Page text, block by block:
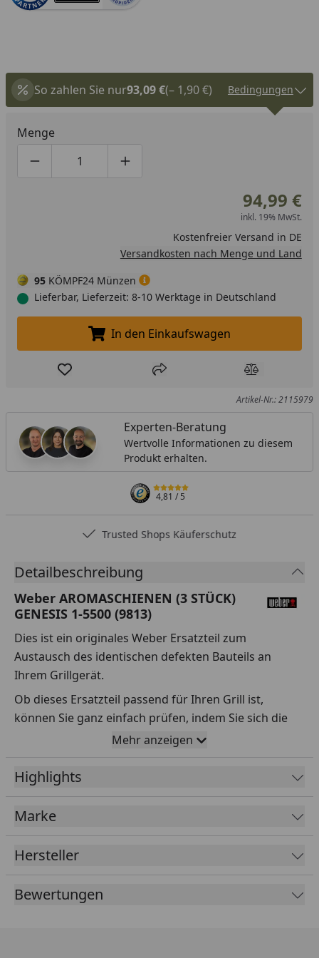
So zahlen Sie nur93,09 €(– 1,90 €) Bedingungen
Menge
Produktmenge um eins verringern
Produktmenge manuell eingeben
Produktmenge um eins erhöhen
94,99 €
inkl. 19% MwSt.
Kostenfreier Versand in DE
Versandkosten nach Menge und Land
95 KÖMPF24 Münzen
Lieferbar, Lieferzeit: 8-10 Werktage in Deutschland
In den Einkaufswagen legen
In den Einkaufswagen
Produkt zur Wunschliste hinzufügen
Teilen Produkt
Artikel-Nr.: 2115979
Experten-Beratung
Wertvolle Informationen zu diesem
Produkt erhalten.
4,81/ 5
Trusted Shops Käuferschutz
Detailbeschreibung
Weber AROMASCHIENEN (3 STÜCK)
GENESIS 1-5500 (9813)
Dies ist ein originales Weber Ersatzteil zum
Austausch des identischen defekten Bauteils an
Ihrem Grillgerät.
Ob dieses Ersatzteil passend für Ihren Grill ist,
können Sie ganz einfach prüfen, indem Sie sich die
Explosionszeichnung Ihres Grills anschauen und dort
das betreffende Teil heraussuchen.
Über die Seriennummer Ihres Grillgeräts kommen Sie
ganz einfach zur passenden Explosionszeichnung.
Geben Sie dafür die Seriennummer
Sollte Ihnen nicht bekannt sein, wo Sie die
Seriennummer finden, klicken Sie bitteHIER.
Mehr anzeigen
Highlights
Marke
Hersteller
Bewertungen